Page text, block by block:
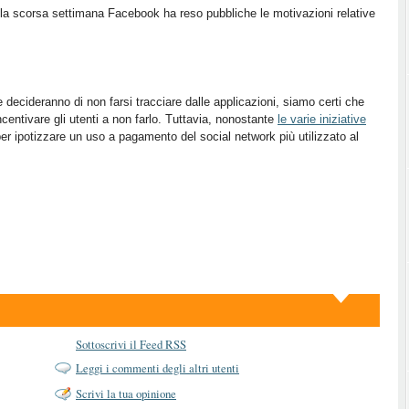
scorsa settimana Facebook ha reso pubbliche le motivazioni relative
di non farsi tracciare dalle applicazioni, siamo certi che
gli utenti a non farlo. Tuttavia, nonostante le varie iniziative
ipotizzare un uso a pagamento del social network più utilizzato al
Sottoscrivi il Feed RSS
Leggi i commenti degli altri utenti
Scrivi la tua opinione